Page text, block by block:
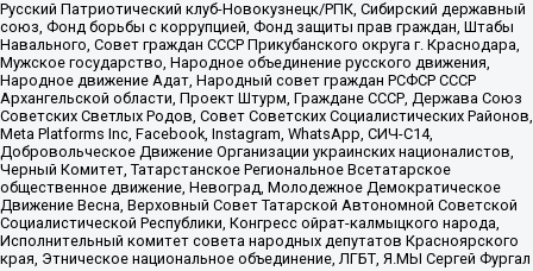
Русский Патриотический клуб-Новокузнецк/РПК, Сибирский державный
союз, Фонд борьбы с коррупцией, Фонд защиты прав граждан, Штабы
Навального, Совет граждан СССР Прикубанского округа г. Краснодара,
Мужское государство, Народное объединение русского движения,
Народное движение Адат, Народный совет граждан РСФСР СССР
Архангельской области, Проект Штурм, Граждане СССР, Держава Союз
Советских Светлых Родов, Совет Советских Социалистических Районов,
Meta Platforms Inc, Facebook, Instagram, WhatsApp, СИЧ-С14,
Добровольческое Движение Организации украинских националистов,
Черный Комитет, Татарстанское Региональное Всетатарское
общественное движение, Невоград, Молодежное Демократическое
Движение Весна, Верховный Совет Татарской Автономной Советской
Социалистической Республики, Конгресс ойрат-калмыцкого народа,
Исполнительный комитет совета народных депутатов Красноярского
края, Этническое национальное объединение, ЛГБТ, Я.МЫ Сергей Фургал